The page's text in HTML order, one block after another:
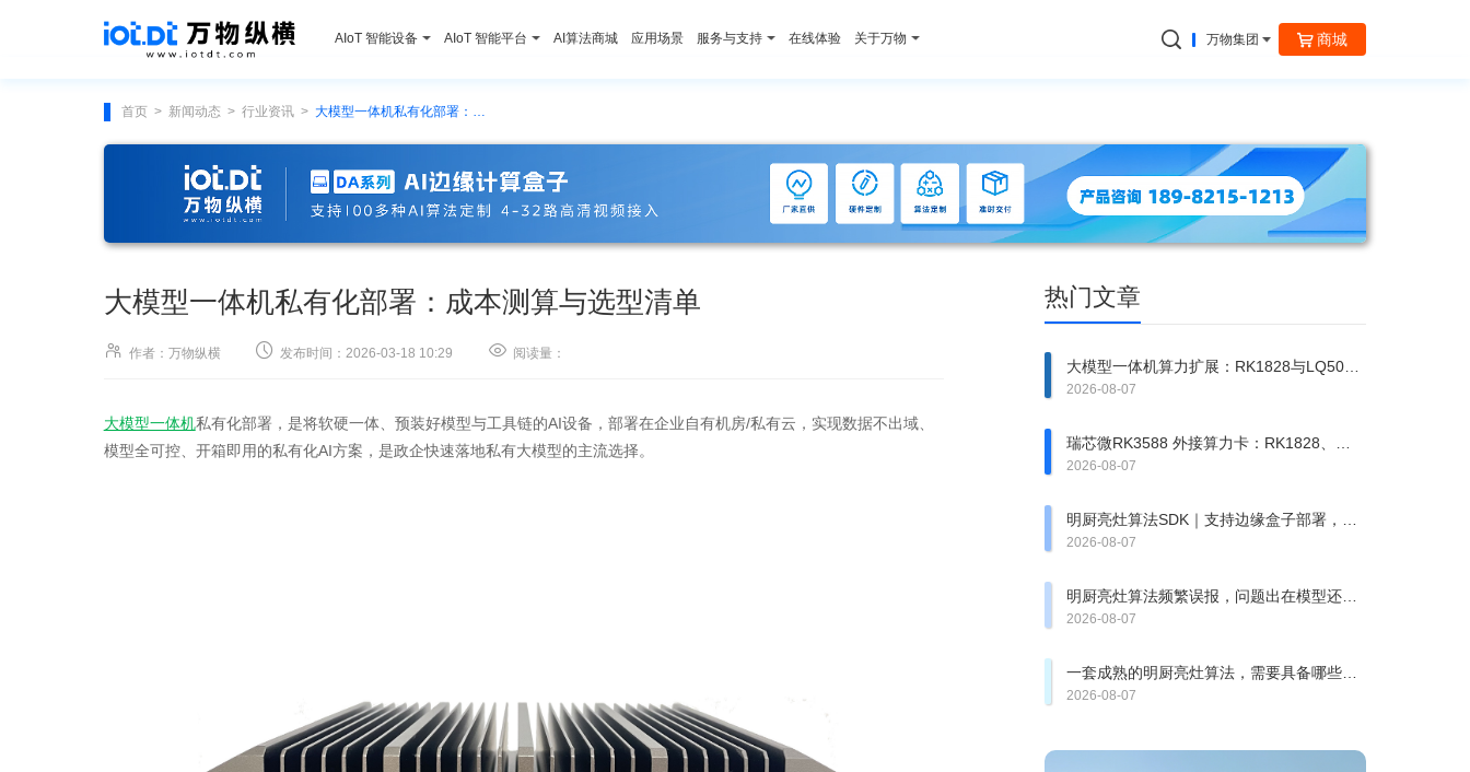
AIoT 智能设备 AIoT 智能平台 AI算法商城 应用场景 服务与支持 在线体验 关于万物 万物集团 商城
首页 > 新闻动态 > 行业资讯 >
大模型一体机私有化部署：成本测算与选型清单
 作者：万物纵横  发布时间：2026-03-18 10:29  阅读量：
大模型一体机私有化部署，是将软硬一体、预装好模型与工具链的AI设备，部署在企业自有机房/私有云，实现数据不出域、
模型全可控、开箱即用的私有化AI方案，是政企快速落地私有大模型的主流选择。
热门文章
大模型一体机算力扩展：RK1828与LQ50异
构方案拆解
2026-08-07
瑞芯微RK3588 外接算力卡：RK1828、
RK1820、LQ50 该上哪一张？
2026-08-07
明厨亮灶算法SDK｜支持边缘盒子部署，快
速完成智慧食安改造
2026-08-07
明厨亮灶算法频繁误报，问题出在模型还是
厨房复杂环境？
2026-08-07
一套成熟的明厨亮灶算法，需要具备哪些检
测能力？
2026-08-07